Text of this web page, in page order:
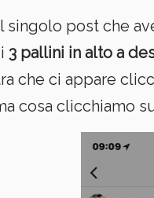
singolo post che
3 pallini in alto a
che ci appare
cosa clicchiamo